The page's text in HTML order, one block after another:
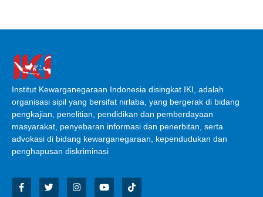
Institut Kewarganegaraan Indonesia disingkat IKI, adalah
organisasi sipil yang bersifat nirlaba, yang bergerak di bidang
pengkajian, penelitian, pendidikan dan pemberdayaan
masyarakat, penyebaran informasi dan penerbitan, serta
advokasi di bidang kewarganegaraan, kependudukan dan
penghapusan diskriminasi